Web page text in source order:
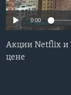
Learning English
СОЦИАЛЬНЫЕ СЕТИ
0:00
Акции Netflix и
цене